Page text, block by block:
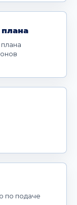
по подаче